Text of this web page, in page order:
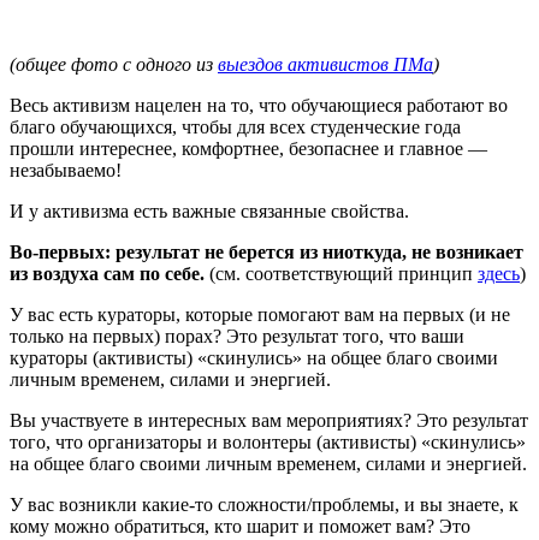
(общее фото с одного из выездов активистов ПМа)
Весь активизм нацелен на то, что обучающиеся работают во
благо обучающихся, чтобы для всех студенческие года
прошли интереснее, комфортнее, безопаснее и главное —
незабываемо!
И у активизма есть важные связанные свойства.
Во-первых: результат не берется из ниоткуда, не возникает
из воздуха сам по себе. (см. соответствующий принцип здесь)
У вас есть кураторы, которые помогают вам на первых (и не
только на первых) порах? Это результат того, что ваши
кураторы (активисты) «скинулись» на общее благо своими
личным временем, силами и энергией.
Вы участвуете в интересных вам мероприятиях? Это результат
того, что организаторы и волонтеры (активисты) «скинулись»
на общее благо своими личным временем, силами и энергией.
У вас возникли какие-то сложности/проблемы, и вы знаете, к
кому можно обратиться, кто шарит и поможет вам? Это